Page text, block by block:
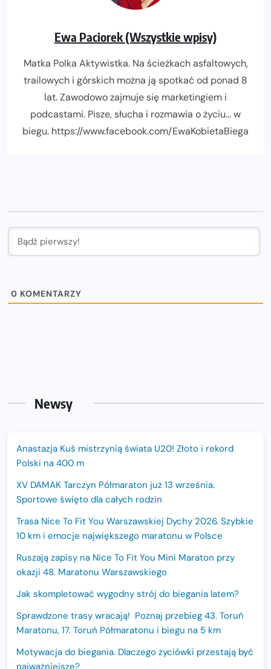
Ewa Paciorek (Wszystkie wpisy)
Matka Polka Aktywistka. Na ścieżkach asfaltowych,
trailowych i górskich można ją spotkać od ponad 8
lat. Zawodowo zajmuje się marketingiem i
podcastami. Pisze, słucha i rozmawia o życiu... w
biegu. https://www.facebook.com/EwaKobietaBiega
0 KOMENTARZY
Newsy
Anastazja Kuś mistrzynią świata U20! Złoto i rekord
Polski na 400 m
XV DAMAK Tarczyn Półmaraton już 13 września.
Sportowe święto dla całych rodzin
Trasa Nice To Fit You Warszawskiej Dychy 2026. Szybkie
10 km i emocje największego maratonu w Polsce
Ruszają zapisy na Nice To Fit You Mini Maraton przy
okazji 48. Maratonu Warszawskiego
Jak skompletować wygodny strój do biegania latem?
Sprawdzone trasy wracają! Poznaj przebieg 43. Toruń
Maratonu, 17. Toruń Półmaratonu i biegu na 5 km
Motywacja do biegania. Dlaczego życiówki przestają być
najważniejsze?